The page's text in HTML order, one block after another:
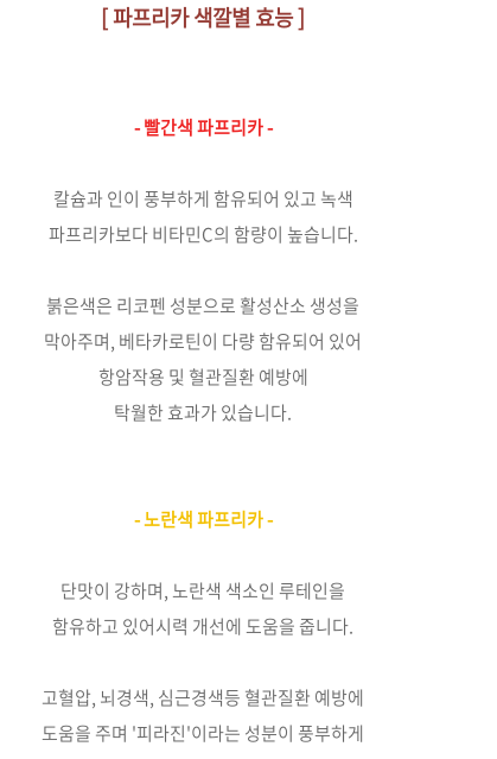
[ 파프리카 색깔별 효능 ]
- 빨간색 파프리카 -
칼슘과 인이 풍부하게 함유되어 있고 녹색
파프리카보다 비타민C의 함량이 높습니다.
붉은색은 리코펜 성분으로 활성산소 생성을
막아주며, 베타카로틴이 다량 함유되어 있어
항암작용 및 혈관질환 예방에
탁월한 효과가 있습니다.
- 노란색 파프리카 -
단맛이 강하며, 노란색 색소인 루테인을
함유하고 있어시력 개선에 도움을 줍니다.
고혈압, 뇌경색, 심근경색등 혈관질환 예방에
도움을 주며 '피라진'이라는 성분이 풍부하게